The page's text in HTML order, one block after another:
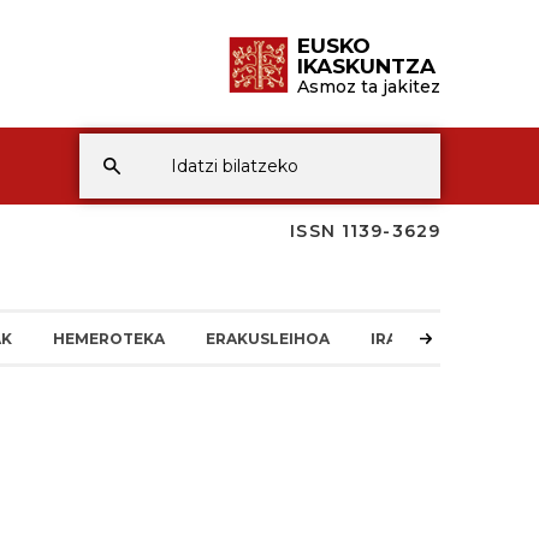
EUSKO
IKASKUNTZA
Asmoz ta jakitez
ISSN 1139-3629
HEMEROTEKA ERAKUSLEIHOA IRAKURLEAREN